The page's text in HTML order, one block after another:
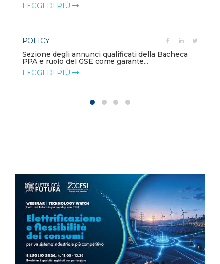
LEGGI DI PIÙ
POLICY
Sezione degli annunci qualificati della Bacheca
PPA e ruolo del GSE come garante...
LEGGI DI PIÙ